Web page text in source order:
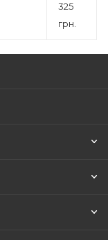
325
грн.